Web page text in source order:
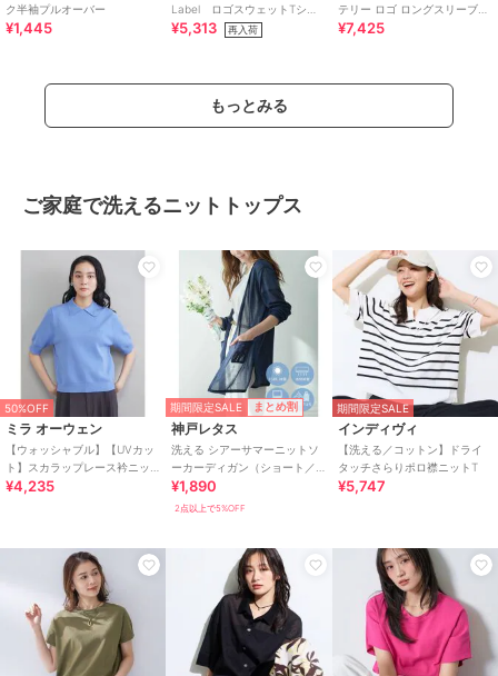
ク半袖プルオーバー
¥1,445
Label ロゴスウェットTシャ
ツ
¥5,313 再入荷
テリー ロゴ ロングスリーブス
ウェット
¥7,425
もっとみる
ご家庭で洗えるニットトップス
50%OFF
ミラ オーウェン
【ウォッシャブル】【UVカッ
ト】スカラップレース衿ニッ
トプルオーバー
¥4,235
期間限定SALE まとめ割
神戸レタス
洗える シアーサマーニットソ
ーカーディガン（ショート／
ミディアム／ロング）
[C3703]
¥1,890
2点以上で5%OFF
期間限定SALE
インディヴィ
【洗える／コットン】ドライ
タッチさらりポロ襟ニットT
¥5,747